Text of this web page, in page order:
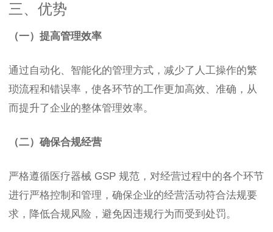
三、优势
（一）提高管理效率
通过自动化、智能化的管理方式，减少了人工操作的繁
琐流程和错误率，使各环节的工作更加高效、准确，从
而提升了企业的整体管理效率。
（二）确保合规经营
严格遵循医疗器械 GSP 规范，对经营过程中的各个环节
进行严格控制和管理，确保企业的经营活动符合法规要
求，降低合规风险，避免因违规行为而受到处罚。